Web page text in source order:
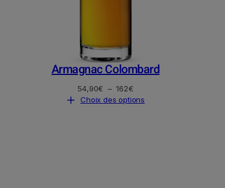
Armagnac Colombard
54,90€ – 162€Plage
de
Choix des options